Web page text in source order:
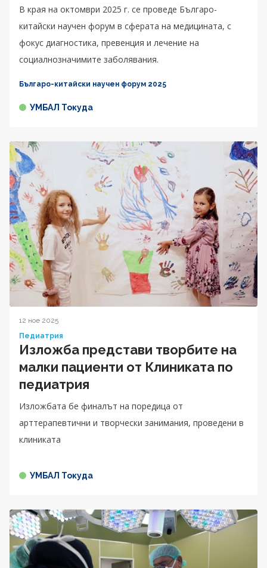
В края на октомври 2025 г. се проведе Българо-
китайски научен форум в сферата на медицината, с
фокус диагностика, превенция и лечение на
социалнозначимите заболявания.
Българо-китайски научен форум 2025
УМБАЛ Токуда
12 ное 2025
Педиатрия
Изложба представи творбите на
малки пациенти от Клиниката по
педиатрия
Изложбата бе финалът на поредица от
арттерапевтични и творчески занимания, проведени в
клиниката
УМБАЛ Токуда